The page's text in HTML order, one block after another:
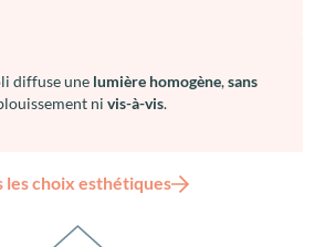
diffuse une lumière homogène,sans
ni vis-à-vis.
les choix esthétiques